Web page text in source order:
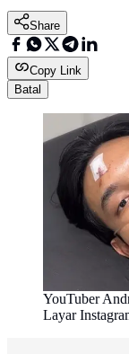
Share
Copy Link
Batal
YouTuber
Layar